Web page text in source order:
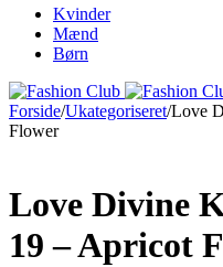
Kvinder
Mænd
Børn
Forside/Ukategoriseret/Love
Flower
Love Divine
19 – Apricot